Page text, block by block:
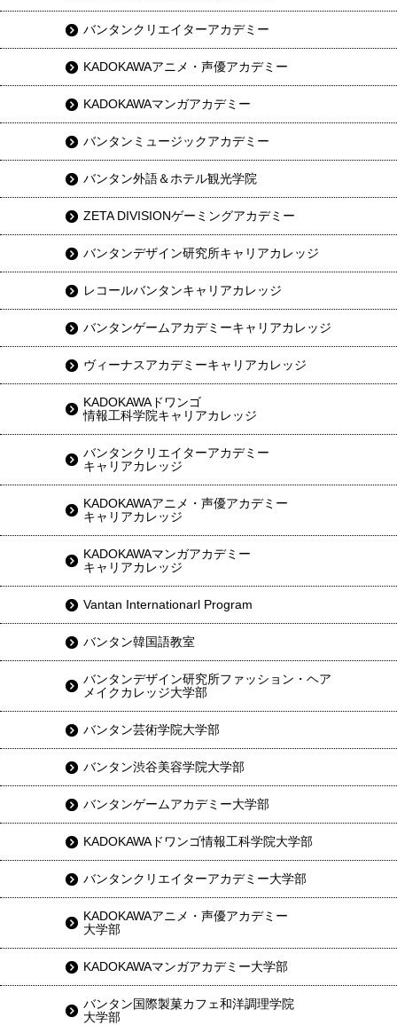
バンタンクリエイターアカデミー
KADOKAWAアニメ・声優アカデミー
KADOKAWAマンガアカデミー
バンタンミュージックアカデミー
バンタン外語＆ホテル観光学院
ZETA DIVISIONゲーミングアカデミー
バンタンデザイン研究所キャリアカレッジ
レコールバンタンキャリアカレッジ
バンタンゲームアカデミーキャリアカレッジ
ヴィーナスアカデミーキャリアカレッジ
KADOKAWAドワンゴ
情報工科学院キャリアカレッジ
バンタンクリエイターアカデミー
キャリアカレッジ
KADOKAWAアニメ・声優アカデミー
キャリアカレッジ
KADOKAWAマンガアカデミー
キャリアカレッジ
Vantan Internationarl Program
バンタン韓国語教室
バンタンデザイン研究所ファッション・ヘア
メイクカレッジ大学部
バンタン芸術学院大学部
バンタン渋谷美容学院大学部
バンタンゲームアカデミー大学部
KADOKAWAドワンゴ情報工科学院大学部
バンタンクリエイターアカデミー大学部
KADOKAWAアニメ・声優アカデミー
大学部
KADOKAWAマンガアカデミー大学部
バンタン国際製菓カフェ和洋調理学院
大学部